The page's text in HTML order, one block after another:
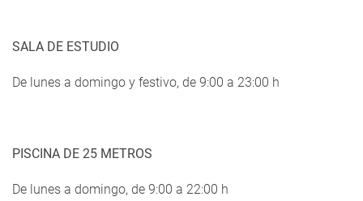
SALA DE ESTUDIO
De lunes a domingo y festivo, de 9:00 a 23:00 h
PISCINA DE 25 METROS
De lunes a domingo, de 9:00 a 22:00 h